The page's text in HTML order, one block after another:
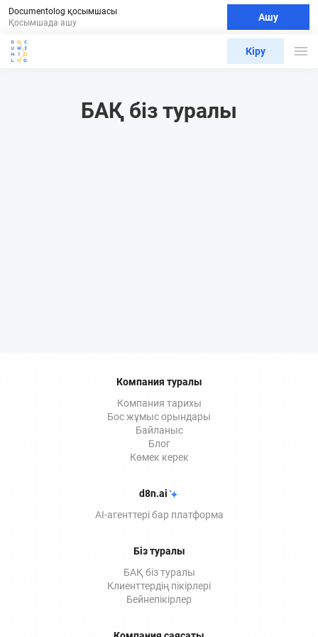
Documentolog қосымшасы
Қосымшада ашу
Ашу
Кіру
БАҚ біз туралы
Компания туралы
Компания тарихы
Бос жұмыс орындары
Байланыс
Блог
Көмек керек
d8n.ai
AI-агенттері бар платформа
Біз туралы
БАҚ біз туралы
Клиенттердің пікірлері
Бейнепікірлер